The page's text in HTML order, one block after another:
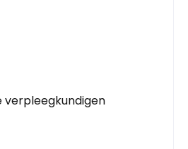
verpleegkundigen